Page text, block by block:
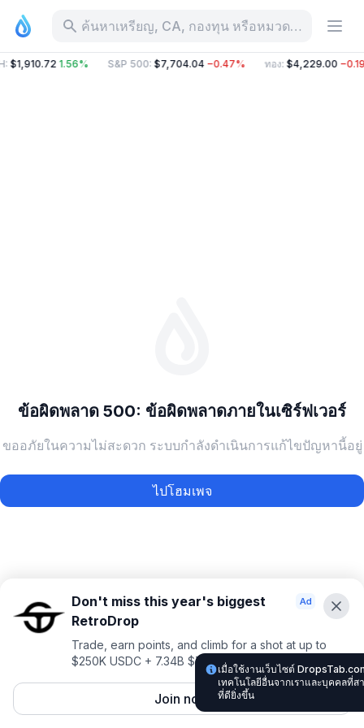
ค้นหาเหรียญ, CA, กองทุน หรือหมวดหมู่
: $1,910.72 1.56% S&P 500: $7,704.04 −0.47% ทอง: $4,229.00
ข้อผิดพลาด 500: ข้อผิดพลาดภายในเซิร์ฟเวอร์
ขออภัยในความไม่สะดวก ระบบกำลังดำเนินการแก้ไขปัญหานี้อยู่
ไปโฮมเพจ
Don't miss this year's biggest
RetroDrop
Trade, earn points, and climb for a shot at up to
$250K USDC + 7.34B $TRUE
Join now
เมื่อใช้งานเว็บไซต์
เทคโนโลยีอื่นจากเราและบุคคลที่
ที่ดียิ่งขึ้น